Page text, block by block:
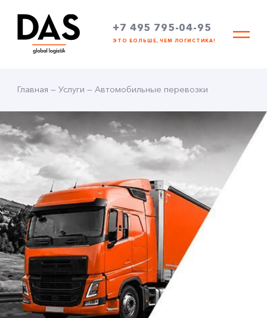
+7 495 795-04-95
ЭТО БОЛЬШЕ, ЧЕМ ЛОГИСТИКА!
Главная — Услуги — Автомобильные перевозки